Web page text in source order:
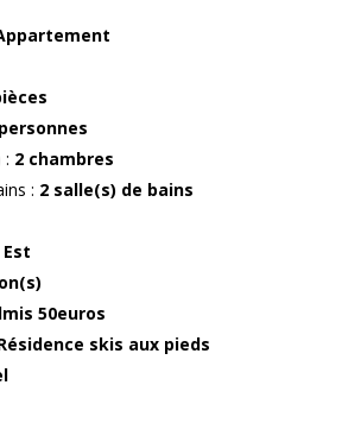
personnes
: 2 chambres
: 2 salle(s) de bains
Est
50euros
skis aux pieds